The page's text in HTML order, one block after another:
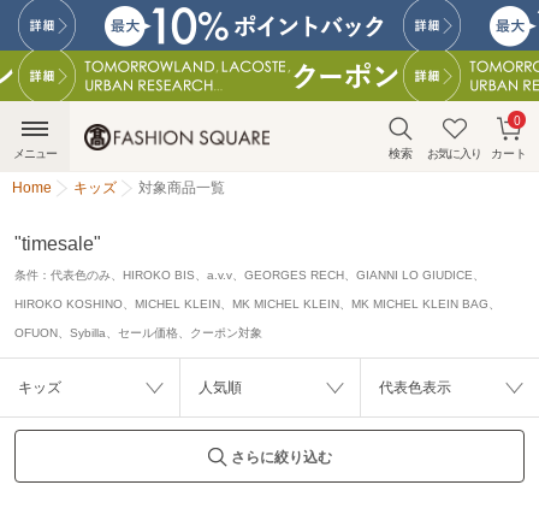
検索 お気に入り カート
0
メニュー
Home キッズ 対象商品一覧
"timesale"
条件： 代表色のみ、HIROKO BIS、a.v.v、GEORGES RECH、GIANNI LO GIUDICE、
HIROKO KOSHINO、MICHEL KLEIN、MK MICHEL KLEIN、MK MICHEL KLEIN BAG、
OFUON、Sybilla、セール価格、クーポン対象
キッズ 人気順 代表色表示
さらに絞り込む